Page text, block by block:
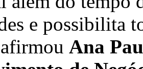
e possibilita
Ana